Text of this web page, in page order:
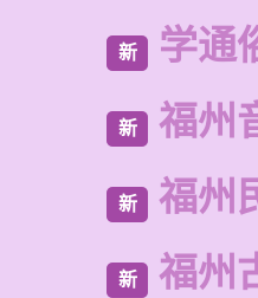
新 学通
新 福州
新 福州
新 福州